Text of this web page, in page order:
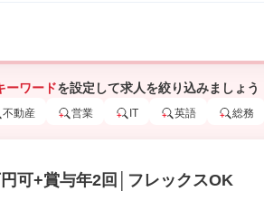
ーワードを設定して求人を絞り込みましょう
不動産 営業 IT 英語 総務
可+賞与年2回│フレックスOK